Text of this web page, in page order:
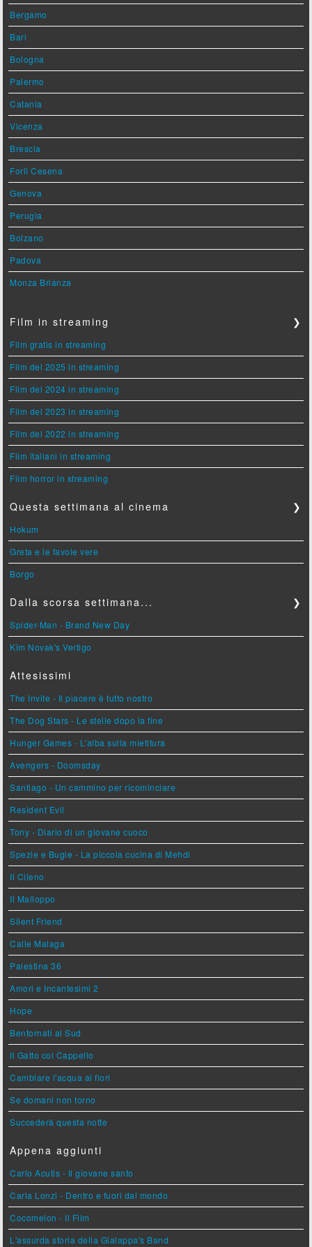
Bergamo
Bari
Bologna
Palermo
Catania
Vicenza
Brescia
Forlì Cesena
Genova
Perugia
Bolzano
Padova
Monza Brianza
Film in streaming ❯
Film gratis in streaming
Film del 2025 in streaming
Film del 2024 in streaming
Film del 2023 in streaming
Film del 2022 in streaming
Film italiani in streaming
Film horror in streaming
Questa settimana al cinema ❯
Hokum
Greta e le favole vere
Borgo
Dalla scorsa settimana... ❯
Spider-Man - Brand New Day
Kim Novak's Vertigo
Attesissimi
The Invite - Il piacere è tutto nostro
The Dog Stars - Le stelle dopo la fine
Hunger Games - L'alba sulla mietitura
Avengers - Doomsday
Santiago - Un cammino per ricominciare
Resident Evil
Tony - Diario di un giovane cuoco
Spezie e Bugie - La piccola cucina di Mehdi
Il Cileno
Il Malloppo
Silent Friend
Calle Malaga
Palestina 36
Amori e Incantesimi 2
Hope
Bentornati al Sud
Il Gatto col Cappello
Cambiare l'acqua ai fiori
Se domani non torno
Succederà questa notte
Appena aggiunti
Carlo Acutis - Il giovane santo
Carla Lonzi - Dentro e fuori dal mondo
Cocomelon - Il Film
L'assurda storia della Gialappa's Band